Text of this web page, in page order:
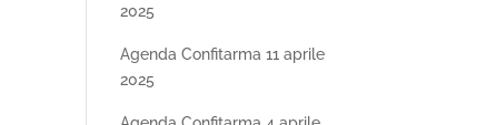
2025
Agenda Confitarma 11 aprile
2025